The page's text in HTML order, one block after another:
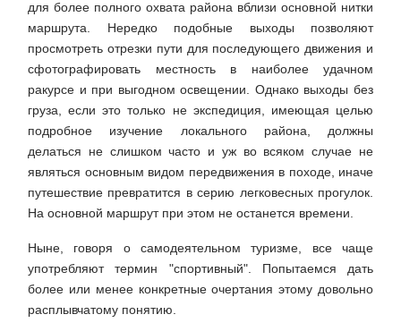
для более полного охвата района вблизи основной нитки
маршрута. Нередко подобные выходы позволяют
просмотреть отрезки пути для последующего движения и
сфотографировать местность в наиболее удачном
ракурсе и при выгодном освещении. Однако выходы без
груза, если это только не экспедиция, имеющая целью
подробное изучение локального района, должны
делаться не слишком часто и уж во всяком случае не
являться основным видом передвижения в походе, иначе
путешествие превратится в серию легковесных прогулок.
На основной маршрут при этом не останется времени.
Ныне, говоря о самодеятельном туризме, все чаще
употребляют термин "спортивный". Попытаемся дать
более или менее конкретные очертания этому довольно
расплывчатому понятию.